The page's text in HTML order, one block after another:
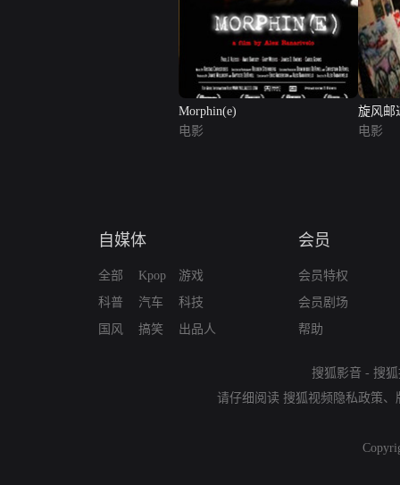
Morphin(e)
电影
旋风邮
电影
自媒体
全部
科普
国风
Kpop
汽车
搞笑
游戏
科技
出品人
会员
会员特权
会员剧场
帮助
搜狐影音 - 搜
请仔细阅读 搜狐视频隐私政策、